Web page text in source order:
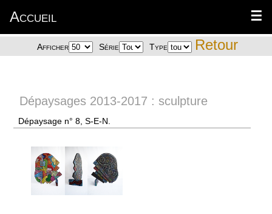
Accueil ☰
Afficher Série Type Retour
Dépaysages 2013-2017 : sculpture
Dépaysage n° 8, S-E-N.